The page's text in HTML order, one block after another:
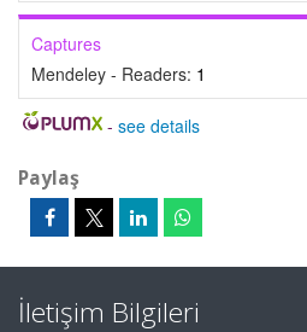
Captures
Mendeley - Readers: 1
- see details
Paylaş
İletişim Bilgileri